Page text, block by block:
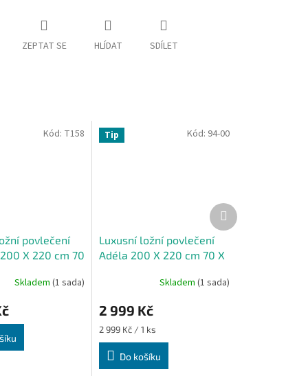
ZEPTAT SE HLÍDAT SDÍLET
povlečení
X 220 cm 70
Skladem(1 sada)
Kód: T158 Tip
Luxusní ložní povlečení
Adéla 200 X 220 cm 70 X
Skladem (1 sada)
2 999 Kč
Měrná
cena:
2 999 Kč / 1 ks
Do košíku
Kód: 94-00
Další
produkt